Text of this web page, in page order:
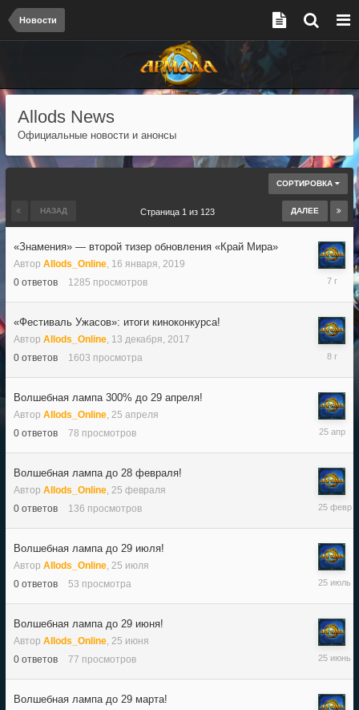
Новости
Allods News
Официальные новости и анонсы
СОРТИРОВКА
НАЗАД ДАЛЕЕ
Страница 1 из 123
«Знамения» — второй тизер обновления «Край Мира»
Автор Allods_Online, 16 января, 2019
0 ответов 1285 просмотров
16
2019
«Фестиваль Ужасов»: итоги киноконкурса!
Автор Allods_Online, 13 декабря, 2017
0 ответов 1603 просмотра
13
2017
Волшебная лампа 300% до 29 апреля!
Автор Allods_Online, 25 апреля
0 ответов 78 просмотров
25
Волшебная лампа до 28 февраля!
Автор Allods_Online, 25 февраля
0 ответов 136 просмотров
25
Волшебная лампа до 29 июля!
Автор Allods_Online, 25 июля
0 ответов 53 просмотра
25
Волшебная лампа до 29 июня!
Автор Allods_Online, 25 июня
0 ответов 77 просмотров
25
Волшебная лампа до 29 марта!